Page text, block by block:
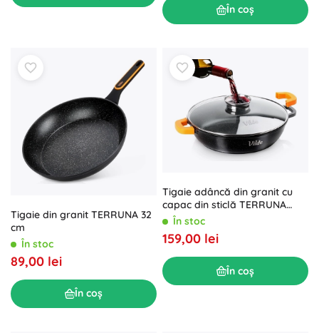
În coș
Tigaie din granit TERRUNA 32
cm
În stoc
89,00 lei
În coș
Tigaie adâncă din granit cu
capac din sticlă TERRUNA
AROMA 32 cm, 4,7 l
În stoc
159,00 lei
În coș